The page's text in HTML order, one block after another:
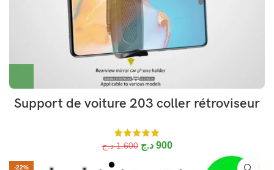
Support de voiture 203 coller rétroviseur
1.600 د.ج 900 د.ج
-22%